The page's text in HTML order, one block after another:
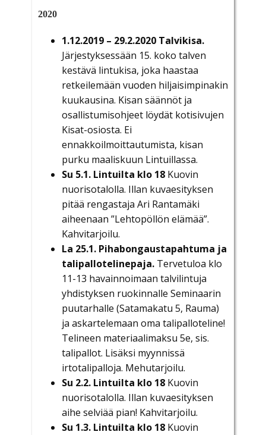
2020
1.12.2019 – 29.2.2020 Talvikisa.
Järjestyksessään 15. koko talven
kestävä lintukisa, joka haastaa
retkeilemään vuoden hiljaisimpinakin
kuukausina. Kisan säännöt ja
osallistumisohjeet löydät kotisivujen
Kisat-osiosta. Ei
ennakkoilmoittautumista, kisan
purku maaliskuun Lintuillassa.
Su 5.1. Lintuilta klo 18 Kuovin
nuorisotalolla. Illan kuvaesityksen
pitää rengastaja Ari Rantamäki
aiheenaan ”Lehtopöllön elämää”.
Kahvitarjoilu.
La 25.1. Pihabongaustapahtuma ja
talipallotelinepaja. Tervetuloa klo
11-13 havainnoimaan talvilintuja
yhdistyksen ruokinnalle Seminaarin
puutarhalle (Satamakatu 5, Rauma)
ja askartelemaan oma talipalloteline!
Telineen materiaalimaksu 5e, sis.
talipallot. Lisäksi myynnissä
irtotalipalloja. Mehutarjoilu.
Su 2.2. Lintuilta klo 18 Kuovin
nuorisotalolla. Illan kuvaesityksen
aihe selviää pian! Kahvitarjoilu.
Su 1.3. Lintuilta klo 18 Kuovin